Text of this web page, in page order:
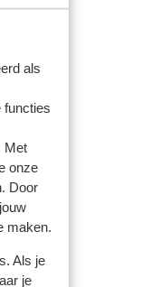
als
functies
Met
onze
Door
maken.
Als je
je